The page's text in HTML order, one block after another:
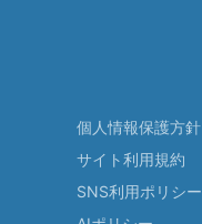
個人情報保護方針
サイト利用規約
SNS利用ポリシー